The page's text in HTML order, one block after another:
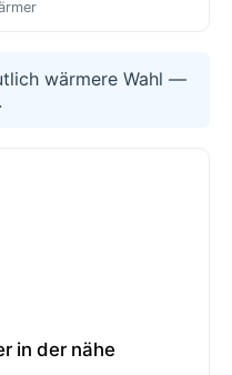
wärmere Wahl —
in der nähe